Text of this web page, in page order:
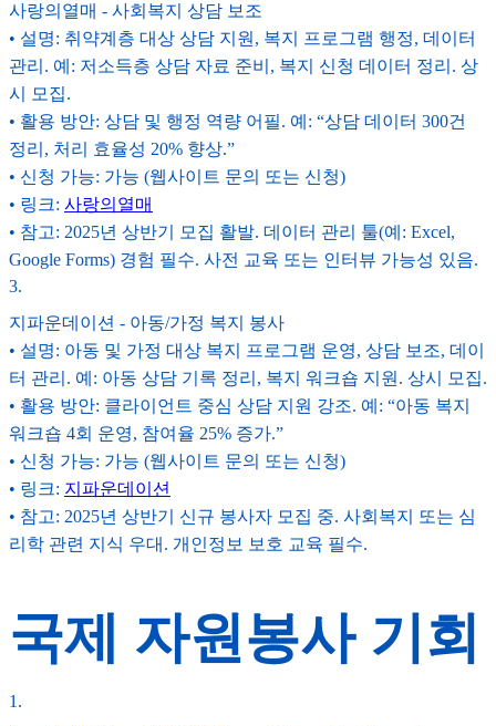
사랑의열매 - 사회복지 상담 보조
• 설명: 취약계층 대상 상담 지원, 복지 프로그램 행정, 데이터
관리. 예: 저소득층 상담 자료 준비, 복지 신청 데이터 정리. 상
시 모집.
• 활용 방안: 상담 및 행정 역량 어필. 예: “상담 데이터 300건
정리, 처리 효율성 20% 향상.”
• 신청 가능: 가능 (웹사이트 문의 또는 신청)
• 링크: 사랑의열매
• 참고: 2025년 상반기 모집 활발. 데이터 관리 툴(예: Excel,
Google Forms) 경험 필수. 사전 교육 또는 인터뷰 가능성 있음.
3.
지파운데이션 - 아동/가정 복지 봉사
• 설명: 아동 및 가정 대상 복지 프로그램 운영, 상담 보조, 데이
터 관리. 예: 아동 상담 기록 정리, 복지 워크숍 지원. 상시 모집.
• 활용 방안: 클라이언트 중심 상담 지원 강조. 예: “아동 복지
워크숍 4회 운영, 참여율 25% 증가.”
• 신청 가능: 가능 (웹사이트 문의 또는 신청)
• 링크: 지파운데이션
• 참고: 2025년 상반기 신규 봉사자 모집 중. 사회복지 또는 심
리학 관련 지식 우대. 개인정보 보호 교육 필수.
국제 자원봉사 기회
1 .